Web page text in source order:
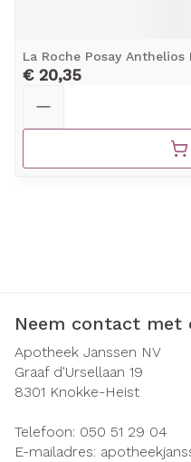
La Roche Posay
€ 20,35
Neem contact met
Apotheek Janssen NV
Graaf d'Ursellaan 19
8301 Knokke-Heist
Telefoon: 050 51 29 04
E-mailadres: